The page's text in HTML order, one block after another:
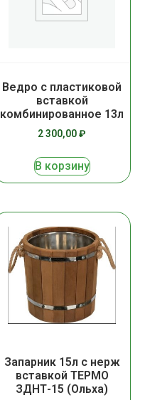
Ведро с пластиковой
вставкой
комбинированное 13л
2 300,00₽
В корзину
Запарник 15л с нерж
вставкой ТЕРМО
ЗДНТ-15 (Ольха)